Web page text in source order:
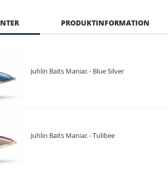
Juhlin Baits Maniac - Blue Silver
Juhlin Baits Maniac - Tulibee
PRODUKTINFORMATION